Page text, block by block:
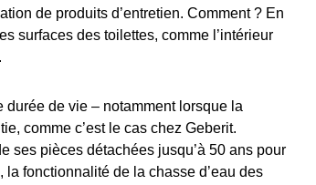
de produits d’entretien. Comment ? En
surfaces des toilettes, comme l’intérieur
de vie – notamment lorsque la
comme c’est le cas chez Geberit.
ses pièces détachées jusqu’à 50 ans pour
fonctionnalité de la chasse d’eau des